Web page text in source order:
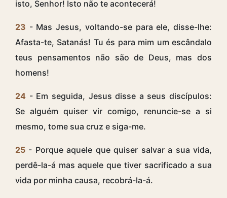
isto, Senhor! Isto não te acontecerá!
23 - Mas Jesus, voltando-se para ele, disse-lhe:
Afasta-te, Satanás! Tu és para mim um escândalo
teus pensamentos não são de Deus, mas dos
homens!
24 - Em seguida, Jesus disse a seus discípulos:
Se alguém quiser vir comigo, renuncie-se a si
mesmo, tome sua cruz e siga-me.
25 - Porque aquele que quiser salvar a sua vida,
perdê-la-á mas aquele que tiver sacrificado a sua
vida por minha causa, recobrá-la-á.